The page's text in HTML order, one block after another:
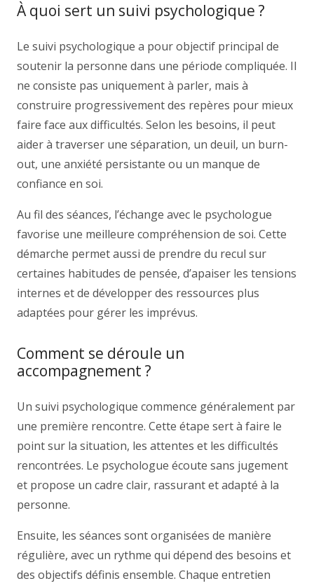
À quoi sert un suivi psychologique ?
Le suivi psychologique a pour objectif principal de
soutenir la personne dans une période compliquée. Il
ne consiste pas uniquement à parler, mais à
construire progressivement des repères pour mieux
faire face aux difficultés. Selon les besoins, il peut
aider à traverser une séparation, un deuil, un burn-
out, une anxiété persistante ou un manque de
confiance en soi.
Au fil des séances, l’échange avec le psychologue
favorise une meilleure compréhension de soi. Cette
démarche permet aussi de prendre du recul sur
certaines habitudes de pensée, d’apaiser les tensions
internes et de développer des ressources plus
adaptées pour gérer les imprévus.
Comment se déroule un
accompagnement ?
Un suivi psychologique commence généralement par
une première rencontre. Cette étape sert à faire le
point sur la situation, les attentes et les difficultés
rencontrées. Le psychologue écoute sans jugement
et propose un cadre clair, rassurant et adapté à la
personne.
Ensuite, les séances sont organisées de manière
régulière, avec un rythme qui dépend des besoins et
des objectifs définis ensemble. Chaque entretien